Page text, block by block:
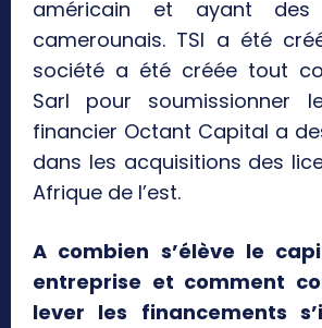
américain et ayant des
camerounais. TSI a été
société a été créée tout
Sarl pour soumissionner
financier Octant Capital a
dans les acquisitions des
Afrique de l’est.
A combien s’élève le
entreprise et comment
lever les financements